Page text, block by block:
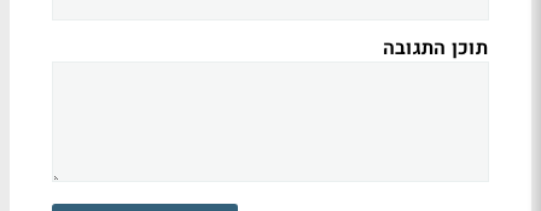
תוכן התגובה